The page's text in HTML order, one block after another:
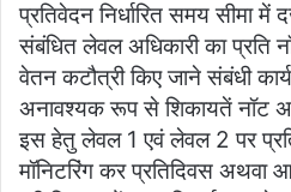
प्रतिवेदन निर्धारित समय सीमा
संबंधित लेवल अधिकारी का
वेतन कटौत्री किए जाने संबंधी
अनावश्यक रूप से शिकायतें नॉट
इस हेतु लेवल 1 एवं लेवल 2 पर
मॉनिटरिंग कर प्रतिदिवस अथवा